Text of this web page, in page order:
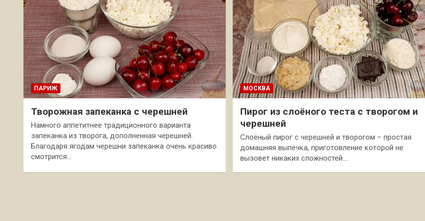
ПАРИЖ
Творожная запеканка с черешней
Намного аппетитнее традиционного варианта
запеканка из творога, дополненная черешней.
Благодаря ягодам черешни запеканка очень красиво
смотрится…
МОСКВА
Пирог из слоёного теста с творогом и
черешней
Слоёный пирог с черешней и творогом – простая
домашняя выпечка, приготовление которой не
вызовет никаких сложностей.…